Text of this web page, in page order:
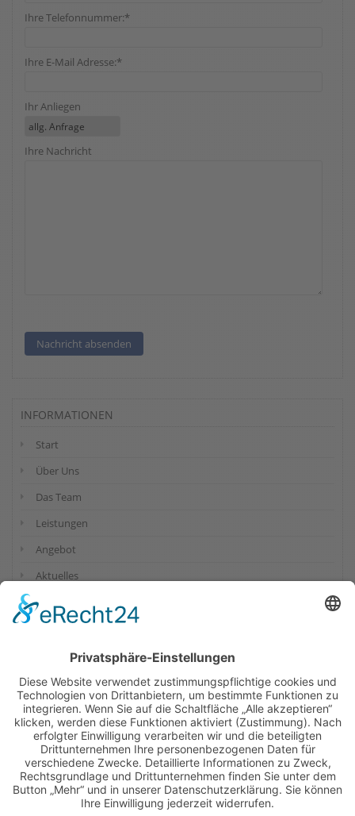
Ihre Telefonnummer:*
Ihre E-Mail Adresse:*
Ihr Anliegen
Ihre Nachricht
INFORMATIONEN
Start
Über Uns
Das Team
Leistungen
Angebot
Aktuelles
Kurse
Kontakt
+49 391 2524640
UNSERE ÖFFNUNGSZEITEN
Montags:
08:00 bis 18:00 Uhr
Dienstags:
08:00 bis 18:00 Uhr